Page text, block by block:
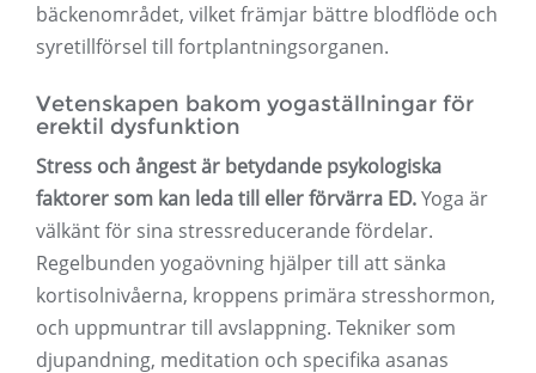
bäckenområdet, vilket främjar bättre blodflöde och
syretillförsel till fortplantningsorganen.
Vetenskapen bakom yogaställningar för
erektil dysfunktion
Stress och ångest är betydande psykologiska
faktorer som kan leda till eller förvärra ED.Yoga är
välkänt för sina stressreducerande fördelar.
Regelbunden yogaövning hjälper till att sänka
kortisolnivåerna, kroppens primära stresshormon,
och uppmuntrar till avslappning. Tekniker som
djupandning, meditation och specifika asanas